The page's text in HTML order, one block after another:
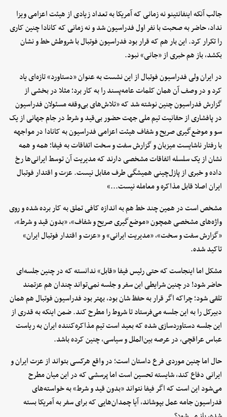
جالب آنکه اینفانتینو نه زمانی که آمریکا به تعداد زیادی از هیئت اعزامی ویزا
نداد، حاضر به صحبت با نفر اول فدراسیون شد و نه زمانی که کانادا چنین کاری
را تکرار کرد. این بار هم که قرار بود فدراسیون فوتبال با شروطش خط و نشان
بکشد، باز هم خبری از «جانی» نبود.
در ایران ولی فدراسیون فوتبال از این نشست به عنوان «دستاورد» تازه‌ای یاد
کرد و در وصف آن همان کلمات عامه‌پسند را به کار برد؛ مثلا در بخشی از
گزارش فدراسیون چنین نوشته شد که «تلاش‌های بی‌وقفه مسئولان فدراسیون
در پافشاری از حقانیت تیم ملی جهت حضور بی‌قید و شرط در جام جهانی از یک
سو و موضع‌گیری صریح و شفاف هیئت اعزامی فدراسیون به کانادا در مواجهه
با رفتار ناشایست میزبان و گزارش سفت و سخت اتفاقات به فیفا؛ همه و همه
نشان از یک سلسله اتفاقات مشخصی دارند که مدیریت آن توسط ایرانی‌ها رخ
داده و خبری از پازل‌چینی همیشگی طرف مقابل نیست. عزت و اقتدار فوتبال
ایران اصلا قابل مذاکره و معامله نیست...»
مشخص است در همین چند خط هم به اندازه کافی تملق به کار برده شده و روی
واژه‌های مشخصی همچون «موضع‌گیری صریح و شفاف»، «بدون قید و شرط»،
«گزارش سفت و سخت»، «مدیریت ایرانی» و «عزت و اقتدار فوتبال ایران»
تاکید شده.
مشکل اما اینجاست که حتی رئیس فیفا «قابل» ندانسته که در چنین جلسه‌ای
حاضر شود! در چنین شرایطی این سفر و جلسه نمی‌تواند چندان هم عزتمند
تلقی شود؛ چراکه اگر قرار به حفظ شان بود، بهتر بود فدراسیون فوتبال هم همان
دبیرکل را به این جلسه می‌فرستاد تا شروط را مطرح کند. ضمن اینکه به قدری از
این جلسه دستاوردسازی شده که بعید است تیم مذاکره‌کننده ایران به ریاست
عباس عراقچی، در عرصه بین‌الملل و سیاسی، چنین کرده باشد.
حال اما چنین موردی فرع داستان است؛ در واقع هرکسی بتواند از عزت ایران و
ایرانی دفاع کند، شایسته تحسین است اما پرسشی که در این میان مطرح
می‌شود این است که اگر فیفا نتواند «بدون قید و شرط» به خواسته‌های
فدراسیون جامه عمل بپوشاند، آیا چمدان‌هایی که برای سفر به آمریکا بسته